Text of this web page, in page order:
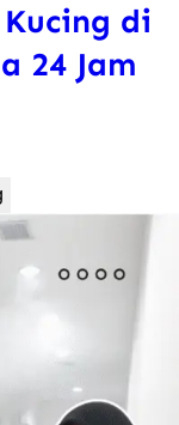
di
24 Jam